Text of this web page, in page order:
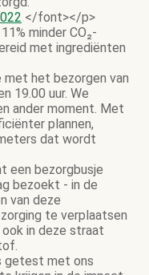
</font></p>
minder CO₂-
met ingrediënten
het bezorgen van
19.00 uur. We
ander moment. Met
plannen,
dat wordt
een bezorgbusje
bezoekt - in de
van deze
te verplaatsen
in deze straat
getest met ons